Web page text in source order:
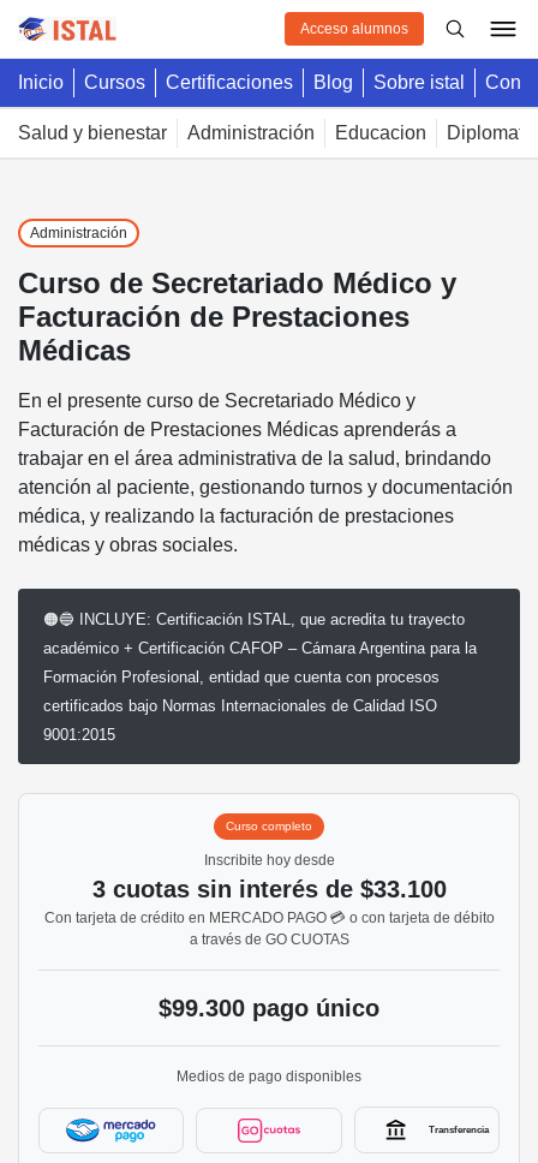
Acceso alumnos
inicio cursos certificaciones blog sobre istal
salud y bienestar administración educacion
administración
Curso de Secretariado Médico y
Facturación de Prestaciones
Médicas
En el presente curso de Secretariado Médico y
Facturación de Prestaciones Médicas aprenderás a
trabajar en el área administrativa de la salud, brindando
atención al paciente, gestionando turnos y documentación
médica, y realizando la facturación de prestaciones
médicas y obras sociales.
🟠🔵 INCLUYE: Certificación ISTAL, que acredita tu trayecto
académico + Certificación CAFOP – Cámara Argentina para la
Formación Profesional, entidad que cuenta con procesos
certificados bajo Normas Internacionales de Calidad ISO
9001:2015
curso completo
Inscribite hoy desde
3 cuotas sin interés de $33.100
Con tarjeta de crédito en MERCADO PAGO 💳 o con tarjeta de débito
a través de GO CUOTAS
$99.300 pago único
Medios de pago disponibles
Transferencia